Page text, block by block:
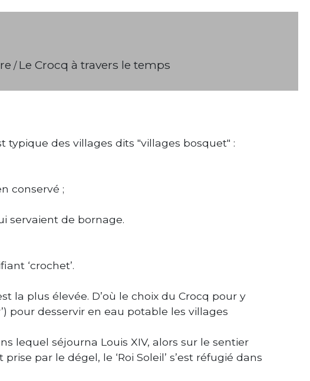
/ Le Crocq à travers le temps
typique des villages dits "villages bosquet" :
conservé ;
servaient de bornage.
‘crochet’.
la plus élevée. D’où le choix du Crocq pour y
pour desservir en eau potable les villages
lequel séjourna Louis XIV, alors sur le sentier
par le dégel, le ‘Roi Soleil’ s’est réfugié dans